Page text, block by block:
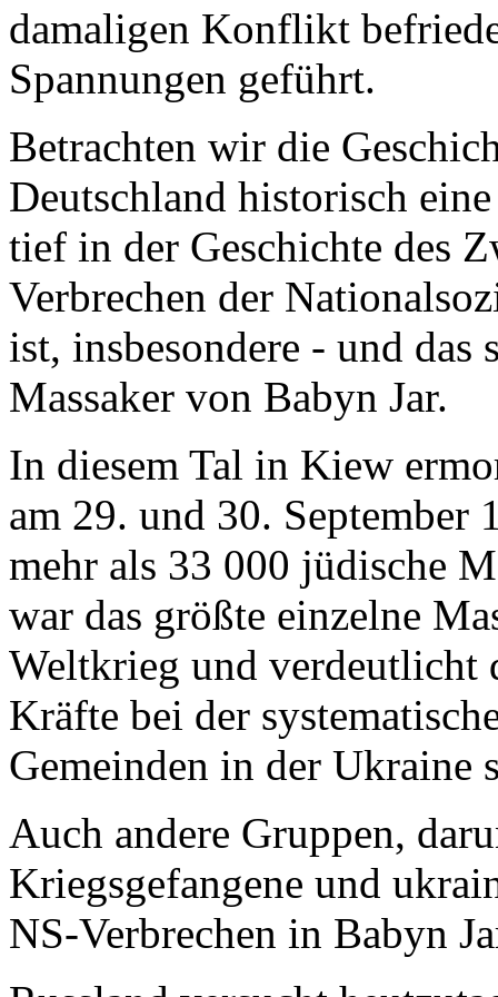
damaligen Konflikt
Spannungen geführt.
Betrachten wir die
Deutschland historisch
tief in der Geschichte des
Verbrechen der
ist, insbesondere - und
Massaker von Babyn Jar.
In diesem Tal in Kiew
am 29. und 30. September
mehr als 33 000 jüdische
war das größte einzelne
Weltkrieg und verdeutlicht
Kräfte bei der
Gemeinden in der Ukraine
Auch andere Gruppen,
Kriegsgefangene und
NS-Verbrechen in Babyn